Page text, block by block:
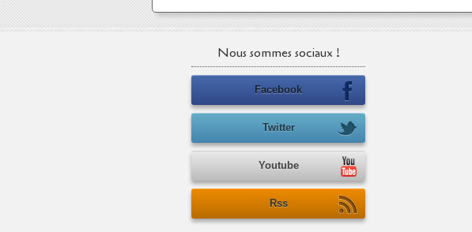
Nous sommes sociaux !
Facebook
Twitter
Youtube
Rss